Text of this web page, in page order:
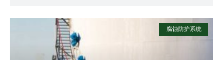
腐蚀防护系统